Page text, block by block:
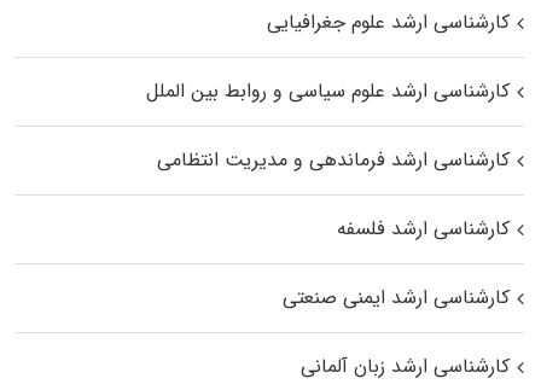
کارشناسی ارشد علوم جغرافیایی
کارشناسی ارشد علوم سیاسی و روابط بین الملل
کارشناسی ارشد فرماندهی و مدیریت انتظامی
کارشناسی ارشد فلسفه
کارشناسی ارشد ایمنی صنعتی
کارشناسی ارشد زبان آلمانی